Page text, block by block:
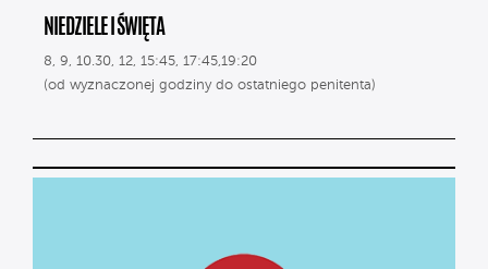
NIEDZIELE I ŚWIĘTA
8, 9, 10.30, 12, 15:45, 17:45,19:20
(od wyznaczonej godziny do ostatniego penitenta)